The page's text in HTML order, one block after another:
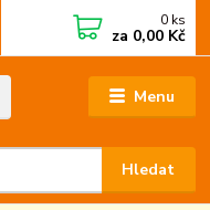
Menu
Hledat
0 ks
za 0,00 Kč